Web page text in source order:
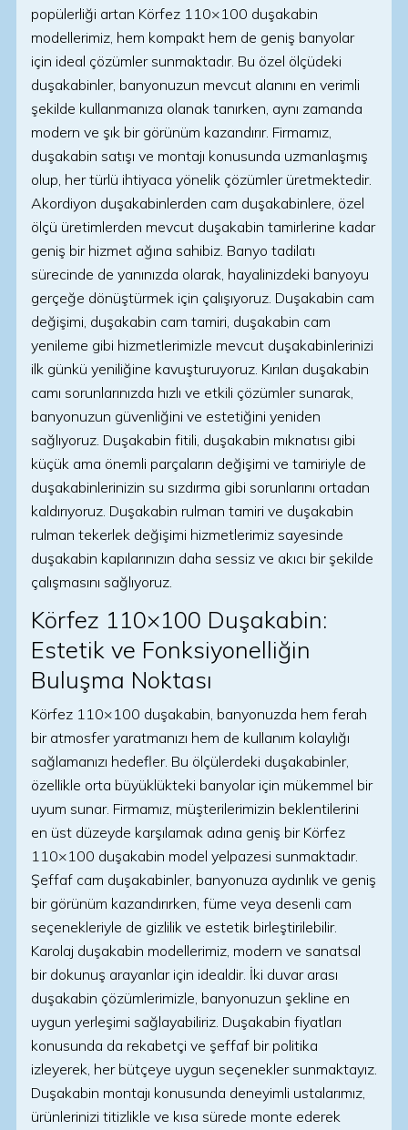
popülerliği artan Körfez 110×100 duşakabin
modellerimiz, hem kompakt hem de geniş banyolar
için ideal çözümler sunmaktadır. Bu özel ölçüdeki
duşakabinler, banyonuzun mevcut alanını en verimli
şekilde kullanmanıza olanak tanırken, aynı zamanda
modern ve şık bir görünüm kazandırır. Firmamız,
duşakabin satışı ve montajı konusunda uzmanlaşmış
olup, her türlü ihtiyaca yönelik çözümler üretmektedir.
Akordiyon duşakabinlerden cam duşakabinlere, özel
ölçü üretimlerden mevcut duşakabin tamirlerine kadar
geniş bir hizmet ağına sahibiz. Banyo tadilatı
sürecinde de yanınızda olarak, hayalinizdeki banyoyu
gerçeğe dönüştürmek için çalışıyoruz. Duşakabin cam
değişimi, duşakabin cam tamiri, duşakabin cam
yenileme gibi hizmetlerimizle mevcut duşakabinlerinizi
ilk günkü yeniliğine kavuşturuyoruz. Kırılan duşakabin
camı sorunlarınızda hızlı ve etkili çözümler sunarak,
banyonuzun güvenliğini ve estetiğini yeniden
sağlıyoruz. Duşakabin fitili, duşakabin mıknatısı gibi
küçük ama önemli parçaların değişimi ve tamiriyle de
duşakabinlerinizin su sızdırma gibi sorunlarını ortadan
kaldırıyoruz. Duşakabin rulman tamiri ve duşakabin
rulman tekerlek değişimi hizmetlerimiz sayesinde
duşakabin kapılarınızın daha sessiz ve akıcı bir şekilde
çalışmasını sağlıyoruz.
Körfez 110×100 Duşakabin:
Estetik ve Fonksiyonelliğin
Buluşma Noktası
Körfez 110×100 duşakabin, banyonuzda hem ferah
bir atmosfer yaratmanızı hem de kullanım kolaylığı
sağlamanızı hedefler. Bu ölçülerdeki duşakabinler,
özellikle orta büyüklükteki banyolar için mükemmel bir
uyum sunar. Firmamız, müşterilerimizin beklentilerini
en üst düzeyde karşılamak adına geniş bir Körfez
110×100 duşakabin model yelpazesi sunmaktadır.
Şeffaf cam duşakabinler, banyonuza aydınlık ve geniş
bir görünüm kazandırırken, füme veya desenli cam
seçenekleriyle de gizlilik ve estetik birleştirilebilir.
Karolaj duşakabin modellerimiz, modern ve sanatsal
bir dokunuş arayanlar için idealdir. İki duvar arası
duşakabin çözümlerimizle, banyonuzun şekline en
uygun yerleşimi sağlayabiliriz. Duşakabin fiyatları
konusunda da rekabetçi ve şeffaf bir politika
izleyerek, her bütçeye uygun seçenekler sunmaktayız.
Duşakabin montajı konusunda deneyimli ustalarımız,
ürünlerinizi titizlikle ve kısa sürede monte ederek